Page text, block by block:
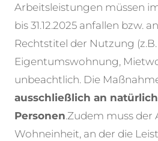
Arbeitsleistungen müssen
bis 31.12.2025 anfallen bzw.
Rechtstitel der Nutzung (z.B.
Eigentumswohnung,
unbeachtlich. Die
ausschließlich an
Personen.Zudem muss der
Wohneinheit, an der die